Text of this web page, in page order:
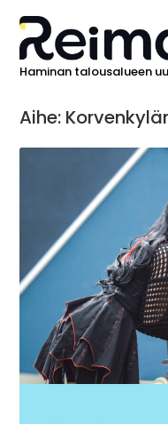
Haminan talousalueen
Aihe: